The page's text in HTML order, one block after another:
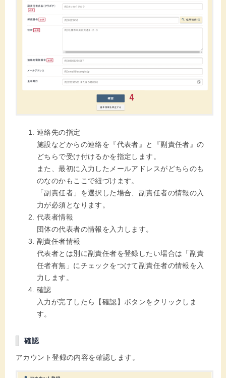
連絡先の指定
施設などからの連絡を『代表者』と『副責任者』の
どちらで受け付けるかを指定します。
また、最初に入力したメールアドレスがどちらのも
のなのかもここで紐づけます。
「副責任者」を選択した場合、副責任者の情報の入
力が必須となります。
代表者情報
団体の代表者の情報を入力します。
副責任者情報
代表者とは別に副責任者を登録したい場合は「副責
任者有無」にチェックをつけて副責任者の情報を入
力します。
確認
入力が完了したら【確認】ボタンをクリックしま
す。
確認
アカウント登録の内容を確認します。